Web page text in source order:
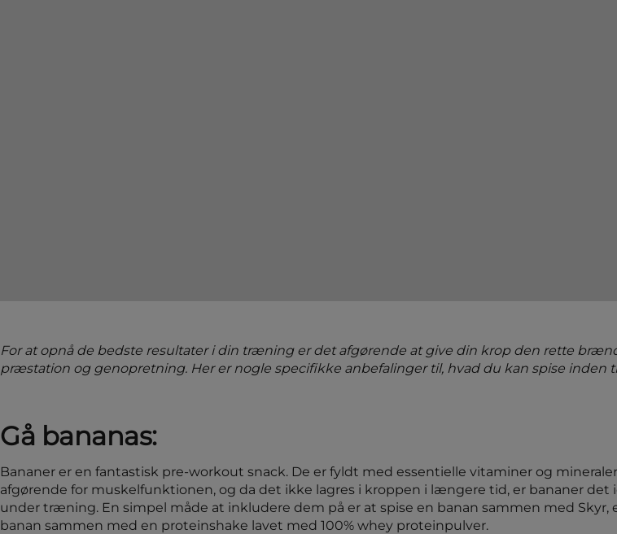
For at opnå de bedste resultater i din træning er det afgørende at give din krop den rette
præstation og genopretning. Her er nogle specifikke anbefalinger til, hvad du kan spise inden
Gå bananas:
Bananer er en fantastisk pre-workout snack. De er fyldt med essentielle vitaminer og
afgørende for muskelfunktionen, og da det ikke lagres i kroppen i længere tid, er bananer
under træning. En simpel måde at inkludere dem på er at spise en banan sammen med
banan sammen med en proteinshake lavet med 100% whey proteinpulver.